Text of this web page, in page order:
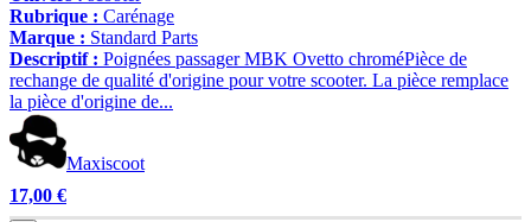
Rubrique : Carénage
Marque : Standard Parts
Descriptif : Poignées passager MBK Ovetto chroméPièce de
rechange de qualité d'origine pour votre scooter. La pièce remplace
la pièce d'origine de...
Maxiscoot
17,00 €